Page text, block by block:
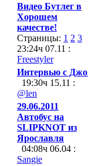
Видео Бутлег в
Хорошем
качестве!
Страницы: 1 2 3
23:24ч 07.11 :
Freestyler
Интервью с
19:30ч 15.11 :
@len
29.06.2011
Автобус на
SLIPKNOT из
Ярославля
04:08ч 06.04 :
Sangie